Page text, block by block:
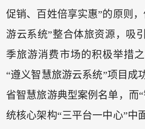
促销、百姓倍享实惠”的原则
游云系统”整合体旅资源，吸
季旅游消费市场的积极举措之
“遵义智慧旅游云系统”项目成
省智慧旅游典型案例名单，而
统核心架构“三平台一中心”中